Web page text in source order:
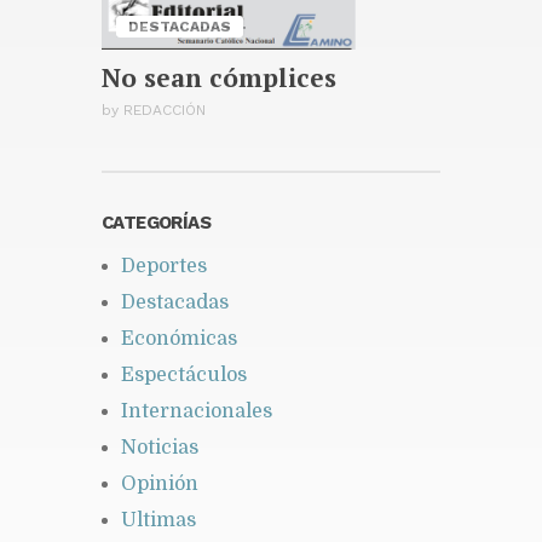
Santiago celebrará la décima
edición de la Maratón
Monumental Primer Santiago
de América
Publicado hace 2 días
DESTACADAS
No sean cómplices
by REDACCIÓN
CATEGORÍAS
Deportes
Destacadas
Económicas
Espectáculos
Internacionales
Noticias
Opinión
Ultimas